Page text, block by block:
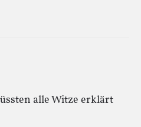
alle Witze erklärt